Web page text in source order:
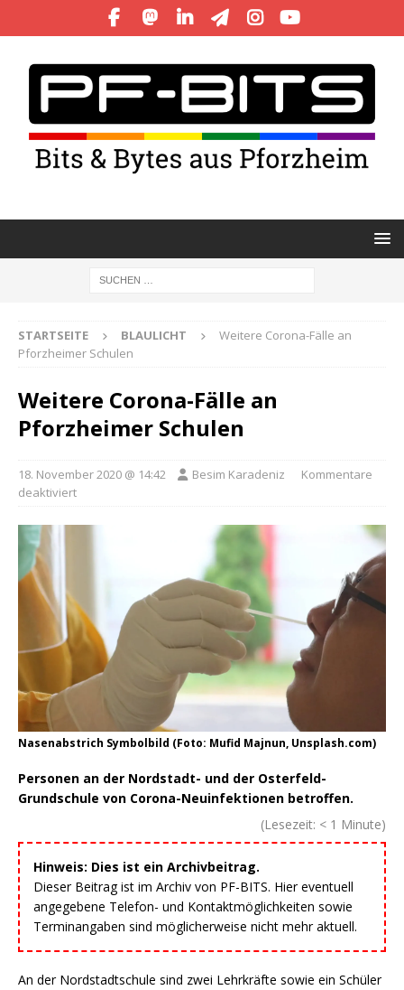
STARTSEITE BLAULICHT
Weitere Corona-Fälle an
Pforzheimer Schulen
Weitere Corona-Fälle an
Pforzheimer Schulen
18. November 2020 @ 14:42 Besim Karadeniz
Kommentare
deaktiviert
Nasenabstrich Symbolbild (Foto: Mufid Majnun, Unsplash.com)
Personen an der Nordstadt- und der Osterfeld-
Grundschule von Corona-Neuinfektionen betroffen.
(Lesezeit: < 1 Minute)
Hinweis: Dies ist ein Archivbeitrag.
Dieser Beitrag ist im Archiv von PF-BITS. Hier eventuell
angegebene Telefon- und Kontaktmöglichkeiten sowie
Terminangaben sind möglicherweise nicht mehr aktuell.
An der Nordstadtschule sind zwei Lehrkräfte sowie ein Schüler